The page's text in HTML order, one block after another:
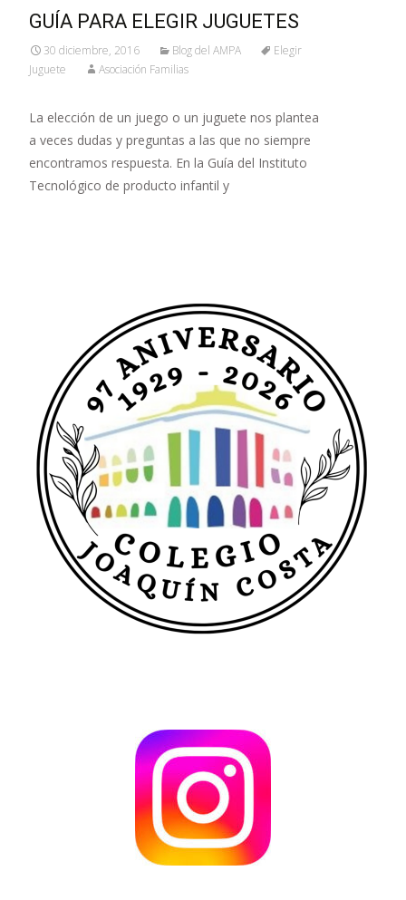
GUÍA PARA ELEGIR JUGUETES
30 diciembre, 2016 Blog del AMPA
Elegir
Juguete
Asociación Familias
La elección de un juego o un juguete nos plantea
a veces dudas y preguntas a las que no siempre
encontramos respuesta. En la Guía del Instituto
Tecnológico de producto infantil y